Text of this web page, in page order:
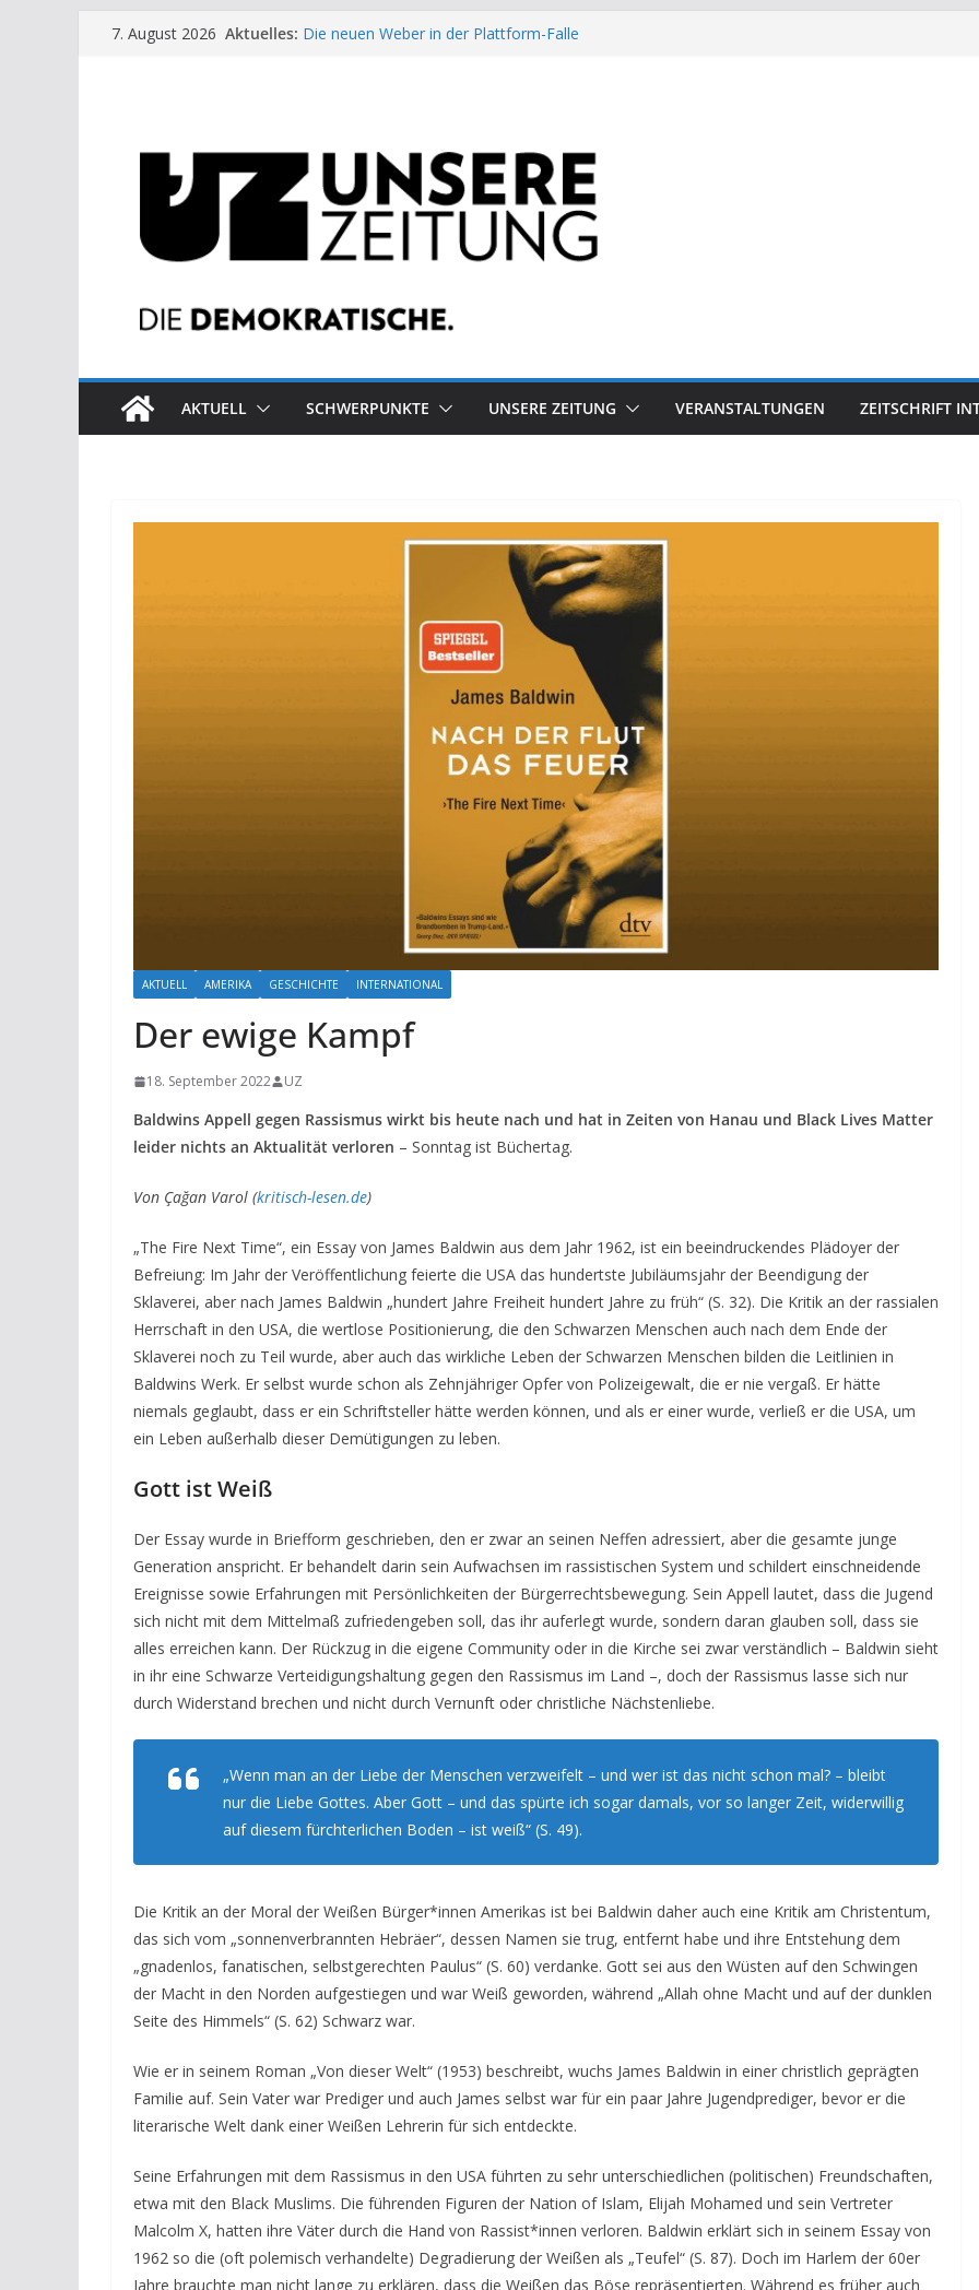
Zum7. August 2026 Aktuelles: Die neuen Weber in der Plattform-Falle
AKTUELL SCHWERPUNKTE UNSERE ZEITUNG VERANSTALTUNGEN ZEITSCHRIFT
AKTUELL AMERIKA GESCHICHTE INTERNATIONAL
Der ewige Kampf
18. September 2022 UZ
Baldwins Appell gegen Rassismus wirkt bis heute nach und hat in Zeiten von Hanau und Black Lives Matter
leider nichts an Aktualität verloren – Sonntag ist Büchertag.
Von Çağan Varol (kritisch-lesen.de)
„The Fire Next Time“, ein Essay von James Baldwin aus dem Jahr 1962, ist ein beeindruckendes Plädoyer der
Befreiung: Im Jahr der Veröffentlichung feierte die USA das hundertste Jubiläumsjahr der Beendigung der
Sklaverei, aber nach James Baldwin „hundert Jahre Freiheit hundert Jahre zu früh“ (S. 32). Die Kritik an der rassialen
Herrschaft in den USA, die wertlose Positionierung, die den Schwarzen Menschen auch nach dem Ende der
Sklaverei noch zu Teil wurde, aber auch das wirkliche Leben der Schwarzen Menschen bilden die Leitlinien in
Baldwins Werk. Er selbst wurde schon als Zehnjähriger Opfer von Polizeigewalt, die er nie vergaß. Er hätte
niemals geglaubt, dass er ein Schriftsteller hätte werden können, und als er einer wurde, verließ er die USA, um
ein Leben außerhalb dieser Demütigungen zu leben.
Gott ist Weiß
Der Essay wurde in Briefform geschrieben, den er zwar an seinen Neffen adressiert, aber die gesamte junge
Generation anspricht. Er behandelt darin sein Aufwachsen im rassistischen System und schildert einschneidende
Ereignisse sowie Erfahrungen mit Persönlichkeiten der Bürgerrechtsbewegung. Sein Appell lautet, dass die Jugend
sich nicht mit dem Mittelmaß zufriedengeben soll, das ihr auferlegt wurde, sondern daran glauben soll, dass sie
alles erreichen kann. Der Rückzug in die eigene Community oder in die Kirche sei zwar verständlich – Baldwin sieht
in ihr eine Schwarze Verteidigungshaltung gegen den Rassismus im Land –, doch der Rassismus lasse sich nur
durch Widerstand brechen und nicht durch Vernunft oder christliche Nächstenliebe.
„Wenn man an der Liebe der Menschen verzweifelt – und wer ist das nicht schon mal? – bleibt
nur die Liebe Gottes. Aber Gott – und das spürte ich sogar damals, vor so langer Zeit, widerwillig
auf diesem fürchterlichen Boden – ist weiß“ (S. 49).
Die Kritik an der Moral der Weißen Bürger*innen Amerikas ist bei Baldwin daher auch eine Kritik am Christentum,
das sich vom „sonnenverbrannten Hebräer“, dessen Namen sie trug, entfernt habe und ihre Entstehung dem
„gnadenlos, fanatischen, selbstgerechten Paulus“ (S. 60) verdanke. Gott sei aus den Wüsten auf den Schwingen
der Macht in den Norden aufgestiegen und war Weiß geworden, während „Allah ohne Macht und auf der dunklen
Seite des Himmels“ (S. 62) Schwarz war.
Wie er in seinem Roman „Von dieser Welt“ (1953) beschreibt, wuchs James Baldwin in einer christlich geprägten
Familie auf. Sein Vater war Prediger und auch James selbst war für ein paar Jahre Jugendprediger, bevor er die
literarische Welt dank einer Weißen Lehrerin für sich entdeckte.
Seine Erfahrungen mit dem Rassismus in den USA führten zu sehr unterschiedlichen (politischen) Freundschaften,
etwa mit den Black Muslims. Die führenden Figuren der Nation of Islam, Elijah Mohamed und sein Vertreter
Malcolm X, hatten ihre Väter durch die Hand von Rassist*innen verloren. Baldwin erklärt sich in seinem Essay von
1962 so die (oft polemisch verhandelte) Degradierung der Weißen als „Teufel“ (S. 87). Doch im Harlem der 60er
Jahre brauchte man nicht lange zu erklären, dass die Weißen das Böse repräsentierten. Während es früher auch